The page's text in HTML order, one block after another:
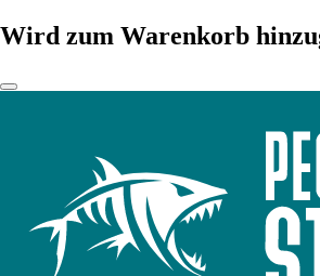
Wird zum Warenkorb